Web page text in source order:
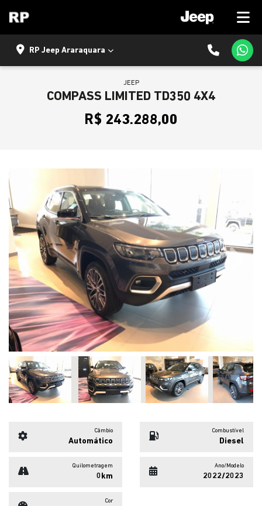
RP Jeep Araraquara
JEEP
COMPASS LIMITED TD350 4X4
R$ 243.288,00
Previous
Câmbio
Automático
Combustível
Diesel
Quilometragem
0km
Ano/Modelo
2022/2023
Cor